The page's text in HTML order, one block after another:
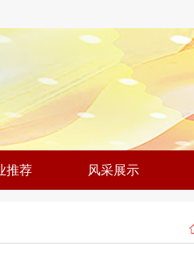
推荐 风采展示